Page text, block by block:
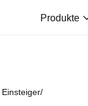
Produkte
/